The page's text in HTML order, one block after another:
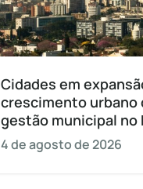
Cidades em
crescimento urbano
gestão municipal no
4 de agosto de 2026